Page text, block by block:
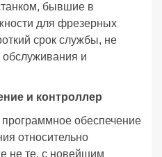
бывшие в
для фрезерных
срок службы, не
и
и контроллер
обеспечение
относительно
не те, с новейшим